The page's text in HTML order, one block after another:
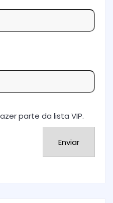
parte da lista VIP.